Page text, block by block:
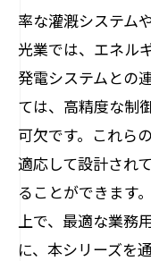
率な灌漑システム
光業では、エネル
発電システムとの
ては、高精度な制
可欠です。これら
適応して設計され
ることができます
上で、最適な業務
に、本シリーズを